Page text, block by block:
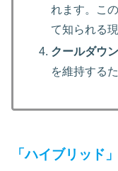
れます。こ
て知られる
クールダウ
を維持するた
「ハイブリッド